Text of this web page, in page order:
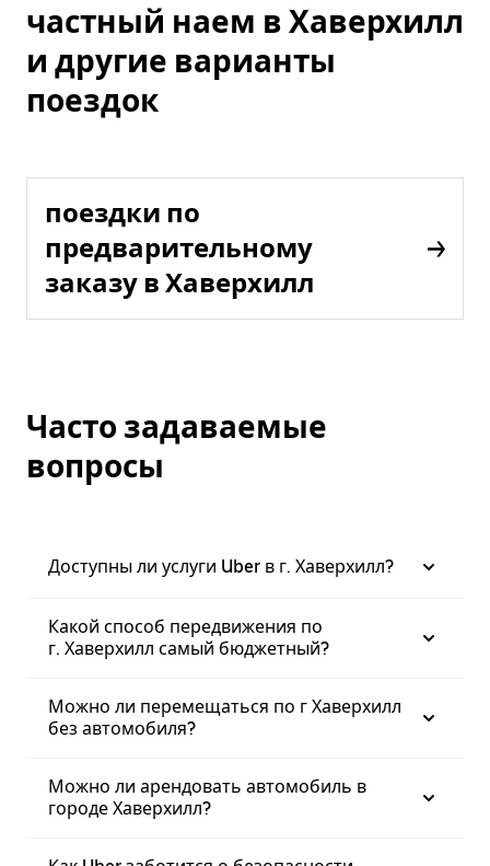
частный наем в Хаверхилл
и другие варианты
поездок
поездки по
предварительному
заказу в Хаверхилл
Часто задаваемые
вопросы
Доступны ли услуги Uber в г. Хаверхилл?
Какой способ передвижения по
г. Хаверхилл самый бюджетный?
Можно ли перемещаться по г Хаверхилл
без автомобиля?
Можно ли арендовать автомобиль в
городе Хаверхилл?